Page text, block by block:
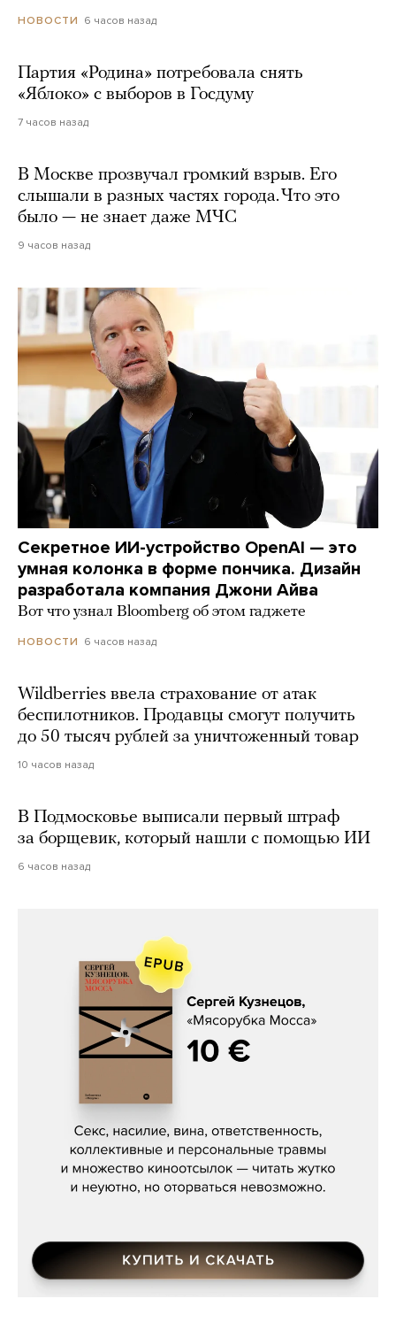
НОВОСТИ 6 часов назад
Партия «Родина» потребовала снять
«Яблоко» с выборов в Госдуму
7 часов назад
В Москве прозвучал громкий взрыв. Его
слышали в разных частях города. Что это
было — не знает даже МЧС
9 часов назад
Секретное ИИ-устройство OpenAI — это
умная колонка в форме пончика. Дизайн
разработала компания Джони Айва
Вот что узнал Bloomberg об этом гаджете
НОВОСТИ 6 часов назад
Wildberries ввела страхование от атак
беспилотников. Продавцы смогут получить
до 50 тысяч рублей за уничтоженный товар
10 часов назад
В Подмосковье выписали первый штраф
за борщевик, который нашли с помощью ИИ
6 часов назад
Сергей Кузнецов, «Мясорубка